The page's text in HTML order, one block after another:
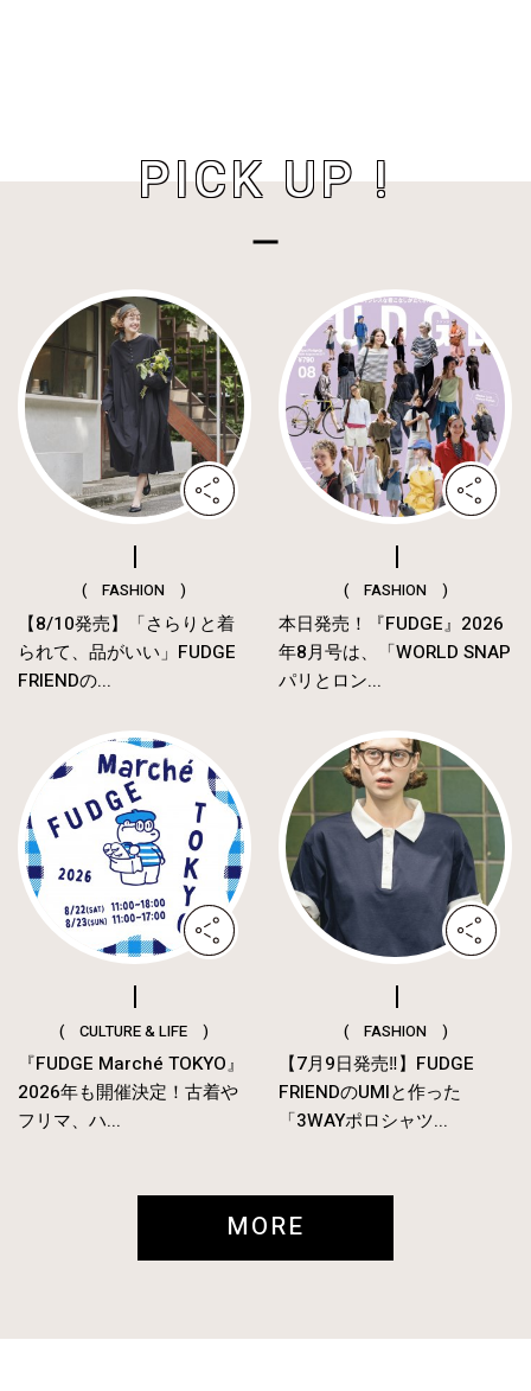
PICK UP !
( FASHION )
【8/10発売】「さらりと着
られて、品がいい」FUDGE
FRIENDの...
( FASHION )
本日発売！『FUDGE』2026
年8月号は、「WORLD SNAP
パリとロン...
( CULTURE & LIFE )
『FUDGE Marché TOKYO』
2026年も開催決定！古着や
フリマ、ハ...
( FASHION )
【7月9日発売‼︎】FUDGE
FRIENDのUMIと作った
「3WAYポロシャツ...
MORE